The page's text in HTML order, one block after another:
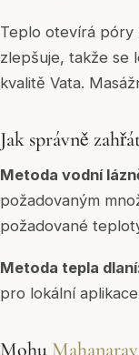
Teplo otevírá póry
zlepšuje, takže se
kvalitě Vata.
Jak správně
Metoda vodní
požadovaným
požadované
Metoda tepla
pro lokální
Mohu